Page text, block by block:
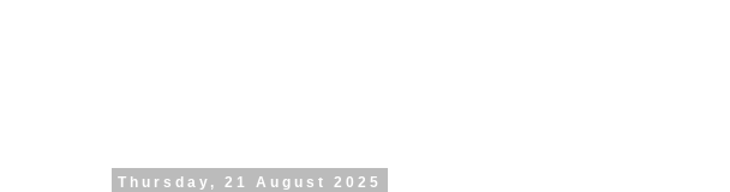
Thursday, 21 August 2025